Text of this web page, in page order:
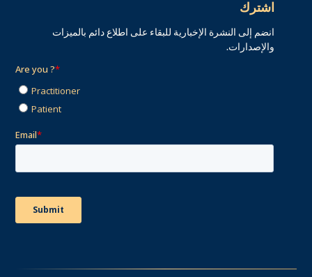
اشترك
انضم إلى النشرة الإخبارية للبقاء على اطلاع دائم بالميزات
والإصدارات.